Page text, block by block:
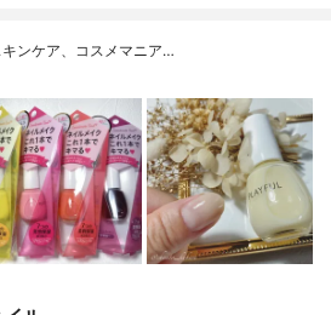
ンケア、コスメマニア…